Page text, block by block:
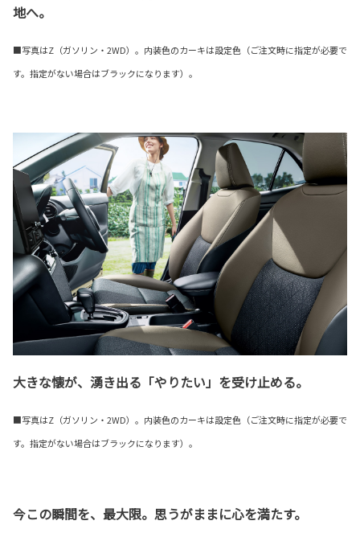
地へ。
■写真はZ（ガソリン・2WD）。内装色のカーキは設定色（ご注文時に指定が必要で
す。指定がない場合はブラックになります）。
大きな懐が、湧き出る「やりたい」を受け止める。
■写真はZ（ガソリン・2WD）。内装色のカーキは設定色（ご注文時に指定が必要で
す。指定がない場合はブラックになります）。
今この瞬間を、最大限。思うがままに心を満たす。